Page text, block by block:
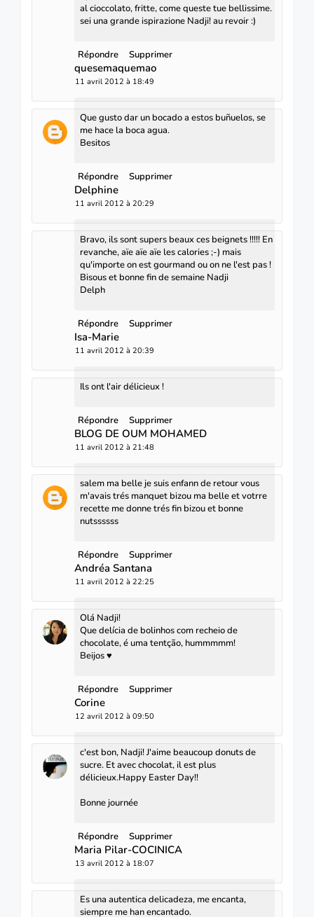
al cioccolato, fritte, come queste tue bellissime.
sei una grande ispirazione Nadji! au revoir :)
Répondre Supprimer
quesemaquemao
11 avril 2012 à 18:49
Que gusto dar un bocado a estos buñuelos, se
me hace la boca agua.
Besitos
Répondre Supprimer
Delphine
11 avril 2012 à 20:29
Bravo, ils sont supers beaux ces beignets !!!!! En
revanche, aïe aïe aïe les calories ;-) mais
qu'importe on est gourmand ou on ne l'est pas !
Bisous et bonne fin de semaine Nadji
Delph
Répondre Supprimer
Isa-Marie
11 avril 2012 à 20:39
Ils ont l'air délicieux !
Répondre Supprimer
BLOG DE OUM MOHAMED
11 avril 2012 à 21:48
salem ma belle je suis enfann de retour vous
m'avais trés manquet bizou ma belle et votrre
recette me donne trés fin bizou et bonne
nutssssss
Répondre Supprimer
Andréa Santana
11 avril 2012 à 22:25
Olá Nadji!
Que delícia de bolinhos com recheio de
chocolate, é uma tentção, hummmmm!
Beijos ♥
Répondre Supprimer
Corine
12 avril 2012 à 09:50
c'est bon, Nadji! J'aime beaucoup donuts de
sucre. Et avec chocolat, il est plus
délicieux.Happy Easter Day!!
Bonne journée
Répondre Supprimer
Maria Pilar-COCINICA
13 avril 2012 à 18:07
Es una autentica delicadeza, me encanta,
siempre me han encantado.